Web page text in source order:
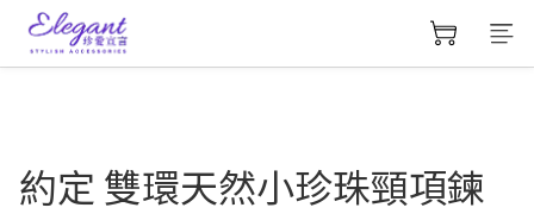
約定 雙環天然小珍珠頸項鍊